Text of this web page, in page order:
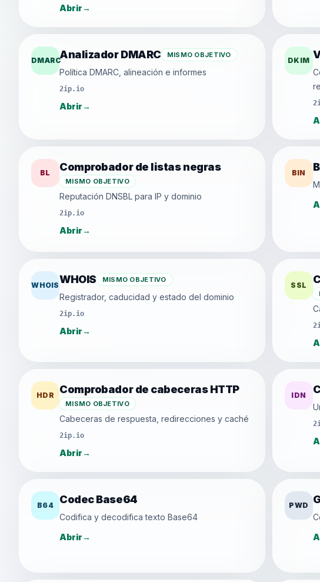
Abrir→
DMARCAnalizador DMARC MISMO OBJETIVO
Política DMARC, alineación e informes
2ip.io
Abrir→
DKIM
BL Comprobador de listas negras
MISMO OBJETIVO
Reputación DNSBL para IP y dominio
2ip.io
Abrir→
BIN
WHOISWHOIS MISMO OBJETIVO
Registrador, caducidad y estado del dominio
2ip.io
Abrir→
SSL
HDR Comprobador de cabeceras HTTP
MISMO OBJETIVO
Cabeceras de respuesta, redirecciones y caché
2ip.io
Abrir→
IDN
B64 Codec Base64
Codifica y decodifica texto Base64
Abrir→
PWD